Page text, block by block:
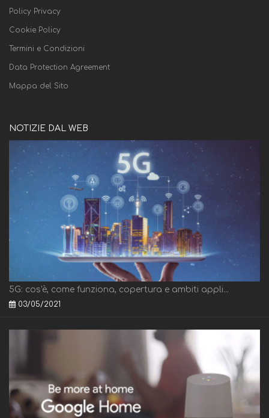
Policy Privacy
Cookie Policy
Termini e Condizioni
Data Protection Agreement
Mappa del Sito
NOTIZIE DAL WEB
5G: cos'è, come funziona, copertura e ambiti appli...
03/05/2021